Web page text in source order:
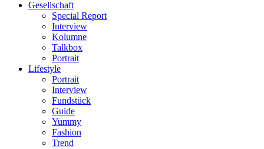
Gesellschaft
Special Report
Interview
Kolumne
Talkbox
Portrait
Lifestyle
Portrait
Interview
Fundstück
Guide
Yummy
Fashion
Trend